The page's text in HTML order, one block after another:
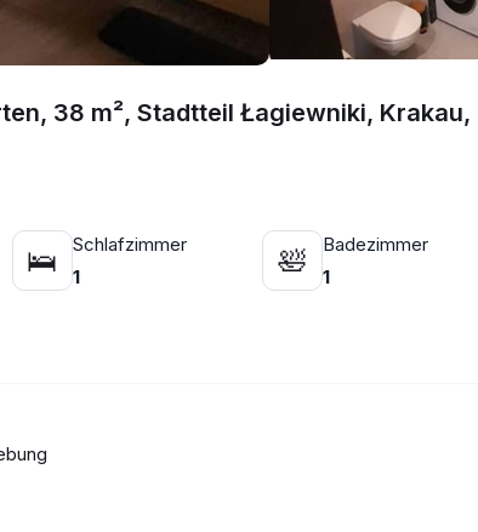
38 m², Stadtteil Łagiewniki, Krakau,
🛌
Schlafzimmer
1
🛀
Badezimmer
1